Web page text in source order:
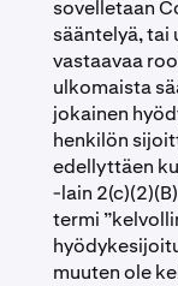
sovelletaan
sääntelyä,
vastaavaa
ulkomaista
jokainen
henkilön
edellyttäen
-lain
termi
muuten ole